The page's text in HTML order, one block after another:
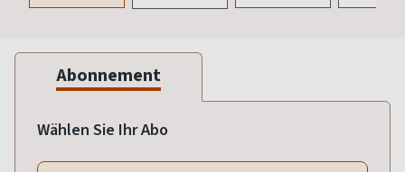
Abonnement
Wählen Sie Ihr Abo